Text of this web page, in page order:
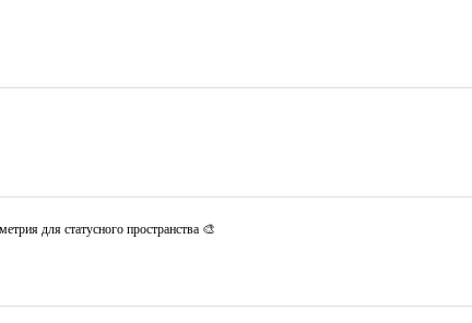
для статусного пространства 🎨